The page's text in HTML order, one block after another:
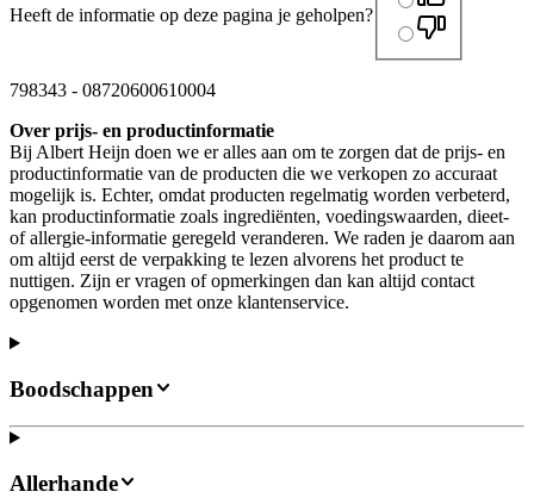
Heeft de informatie op deze pagina je geholpen?
798343 - 08720600610004
Over prijs- en productinformatie
Bij Albert Heijn doen we er alles aan om te zorgen dat de prijs- en
productinformatie van de producten die we verkopen zo accuraat
mogelijk is. Echter, omdat producten regelmatig worden verbeterd,
kan productinformatie zoals ingrediënten, voedingswaarden, dieet-
of allergie-informatie geregeld veranderen. We raden je daarom aan
om altijd eerst de verpakking te lezen alvorens het product te
nuttigen. Zijn er vragen of opmerkingen dan kan altijd contact
opgenomen worden met onze klantenservice.
Boodschappen
Allerhande